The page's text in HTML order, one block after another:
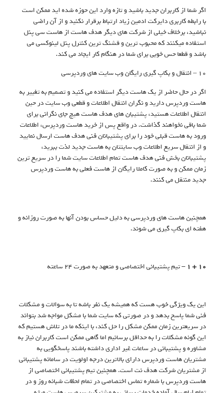
اگر شما از کاربران جدید باشید و تازه وارد این حوزه شده اید ممکن است
با رابطه کاربری دایرکت ادمین زیاد ارتباط برقرار نکنید و از آن راضی
نباشید، برخلاف خیلی از شرکت های دیگر هدف هاست از هاست سی پنل
استفاده میکنند که محبوب ترین و قشنگ ترین کنترل پنل لینوکسی می
باشد و قطعا حس خوبی برای شما در هنگام کار ایجاد می کند.
10 – انتقال و بکاپ گیری رایگان وب سایت های وردپرسی
اگر در حال حاضر از یک هاست دیگر استفاده می کنید و تصمیم به تغییر به
هاست وردپرس دارید و نگران انتقال اطلاعات و قطعی وب سایت در حین
انتقال اطلاعات هستید، پشتیبان های هدف هاست هیچ جای نگرانی برای
شما باقی نخواهند گذاشت. در واقع پس از خرید هاست وردپرس، اطلاعات
ورود به هاست قبلی خود را برای پشتیبانان فنی هدف هاست ارسال نمایید
و از انتقال سریع اطلاعات وب سایتتان به هاست جدید لذت ببرید،
پشتیبانان بخش فنی هدف هاست تمام اطلاعات سایت شما را در سریع ترین
زمان ممکن و به صورت کاملا رایگان از هاست فعلی به هاست وردپرس
جدید منتقل می کنند.
همچنین هاست های وردپرسی به دلیل حساس بودن آنها به صورت روزانه و
هفته ای بکاپ گیری می شوند.
10 + 1 – تیم پشتیبانی اختصاصی و متعهد به صورت 24 ساعته
این یک ویژگی خوب هست که همیشه یک نفر باشه تا به سوالات و مشکلات
فنی شما پاسخ بدهد و در صورتی که سایت شما با مشکل مواجه شد بتواند
در سریعترین زمان ممکن مشکل را حل کند، با اینکه ما در تلاش هستیم که
این گونه مشکلات را به حداقل برسانیم اما گاهی ممکن است کاربران نیاز به
مشاوره و پشتیبانی در ساعات غیر اداری داشته باشند پاسخگویی به
مشتریان هاست وردپرس دارای بالاترین درجه اولویت در سامانه پشتیبانی
از مشتریان شرکت هدف نت است. همچنین تیم پشتیبانی اختصاصی از
هاست وردپرس با شماره تماس اختصاصی در تمام لحظات شبانه روز و در